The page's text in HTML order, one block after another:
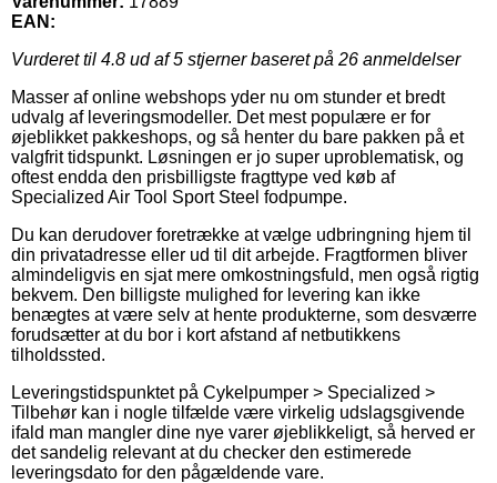
EAN:
Vurderet til 4.8 ud af 5 stjerner baseret på 26 anmeldelser
Masser af online webshops yder nu om stunder et bredt
udvalg af leveringsmodeller. Det mest populære er for
øjeblikket pakkeshops, og så henter du bare pakken på et
valgfrit tidspunkt. Løsningen er jo super uproblematisk, og
oftest endda den prisbilligste fragttype ved køb af
Specialized Air Tool Sport Steel fodpumpe.
Du kan derudover foretrække at vælge udbringning hjem til
din privatadresse eller ud til dit arbejde. Fragtformen bliver
almindeligvis en sjat mere omkostningsfuld, men også rigtig
bekvem. Den billigste mulighed for levering kan ikke
benægtes at være selv at hente produkterne, som desværre
forudsætter at du bor i kort afstand af netbutikkens
tilholdssted.
Leveringstidspunktet på Cykelpumper > Specialized >
Tilbehør kan i nogle tilfælde være virkelig udslagsgivende
ifald man mangler dine nye varer øjeblikkeligt, så herved er
det sandelig relevant at du checker den estimerede
leveringsdato for den pågældende vare.